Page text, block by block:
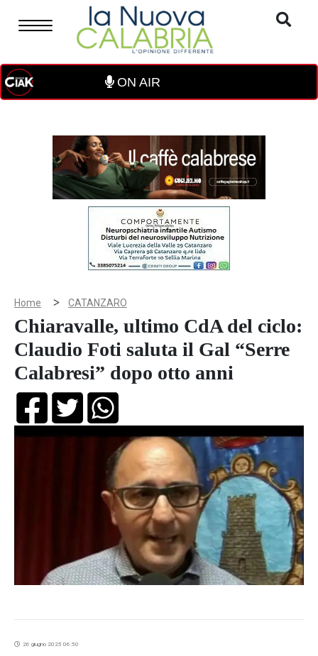
ON AIR
Home > CATANZARO
Chiaravalle, ultimo CdA del ciclo:
Claudio Foti saluta il Gal “Serre
Calabresi” dopo otto anni
26 giugno 2025 06:50